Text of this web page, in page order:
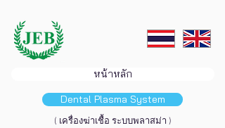
หน้าหลัก
Dental Plasma System
( เครื่องฆ่าเชื้อ ระบบพลาสม่า )